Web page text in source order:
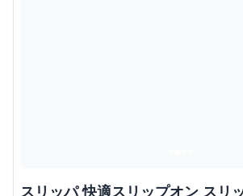
スリッパ 快適スリップオン スリ